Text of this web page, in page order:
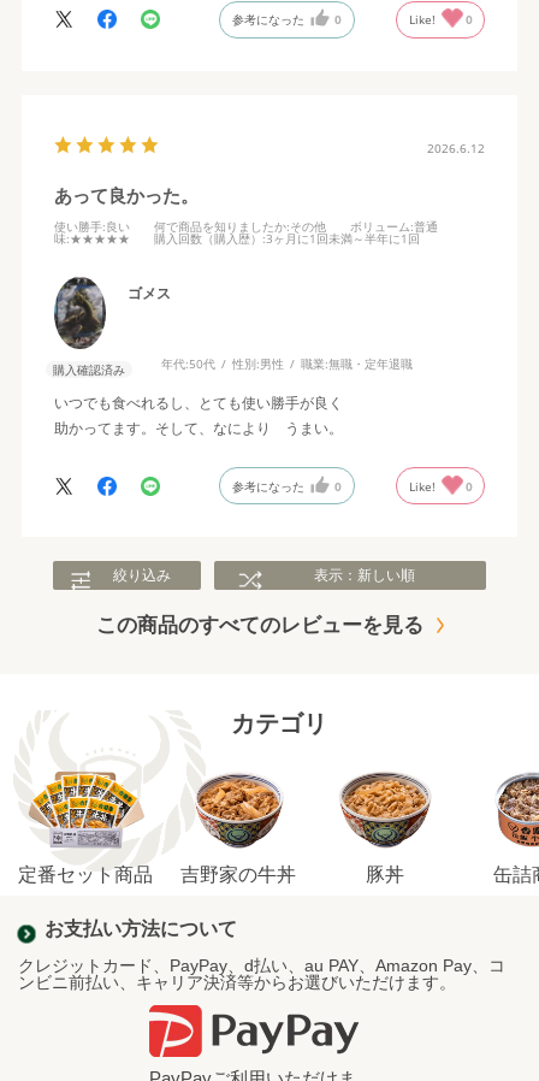
参考になった 0 Like! 0
2026.6.12
あって良かった。
使い勝手:良い 何で商品を知りましたか:その他 ボリューム:普通
味:★★★★★ 購入回数（購入歴） :3ヶ月に1回未満～半年に1回
ゴメス
購入確認済み 年代:50代 性別:男性 職業:無職・定年退職
いつでも食べれるし、とても使い勝手が良く
助かってます。そして、なにより うまい。
参考になった 0 Like! 0
絞り込み 表示：新しい順
この商品のすべてのレビューを見る
カテゴリ
定番セット商品 吉野家の牛丼 豚丼 缶詰
お支払い方法について
クレジットカード、PayPay、d払い、au PAY、Amazon Pay、コ
ンビニ前払い、キャリア決済等からお選びいただけます。